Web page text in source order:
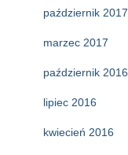
październik 2017
marzec 2017
październik 2016
lipiec 2016
kwiecień 2016